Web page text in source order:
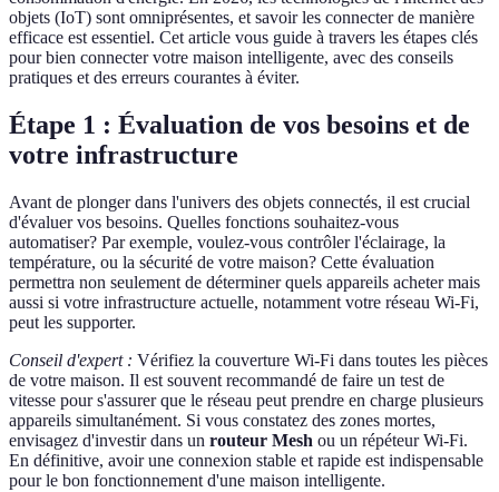
objets (IoT) sont omniprésentes, et savoir les connecter de manière
efficace est essentiel. Cet article vous guide à travers les étapes clés
pour bien connecter votre maison intelligente, avec des conseils
pratiques et des erreurs courantes à éviter.
Étape 1 : Évaluation de vos besoins et de
votre infrastructure
Avant de plonger dans l'univers des objets connectés, il est crucial
d'évaluer vos besoins. Quelles fonctions souhaitez-vous
automatiser? Par exemple, voulez-vous contrôler l'éclairage, la
température, ou la sécurité de votre maison? Cette évaluation
permettra non seulement de déterminer quels appareils acheter mais
aussi si votre infrastructure actuelle, notamment votre réseau Wi-Fi,
peut les supporter.
Conseil d'expert : Vérifiez la couverture Wi-Fi dans toutes les pièces
de votre maison. Il est souvent recommandé de faire un test de
vitesse pour s'assurer que le réseau peut prendre en charge plusieurs
appareils simultanément. Si vous constatez des zones mortes,
envisagez d'investir dans un routeur Mesh ou un répéteur Wi-Fi.
En définitive, avoir une connexion stable et rapide est indispensable
pour le bon fonctionnement d'une maison intelligente.